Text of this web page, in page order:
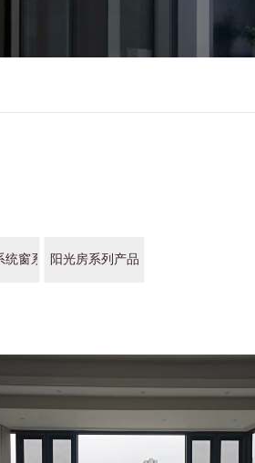
统窗系列产品阳光房系列产品